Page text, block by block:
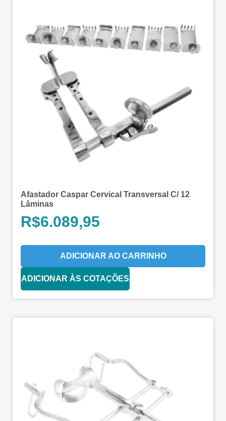
Afastador Caspar Cervical Transversal C/ 12
Lâminas
R$6.089,95
ADICIONAR AO CARRINHO
ADICIONAR ÀS COTAÇÕES